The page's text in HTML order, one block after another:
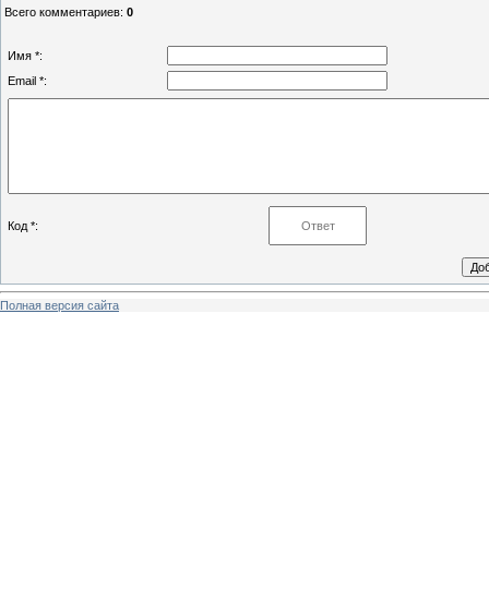
Всего комментариев: 0
Имя *:
Email *:
Код *:
Полная версия сайта